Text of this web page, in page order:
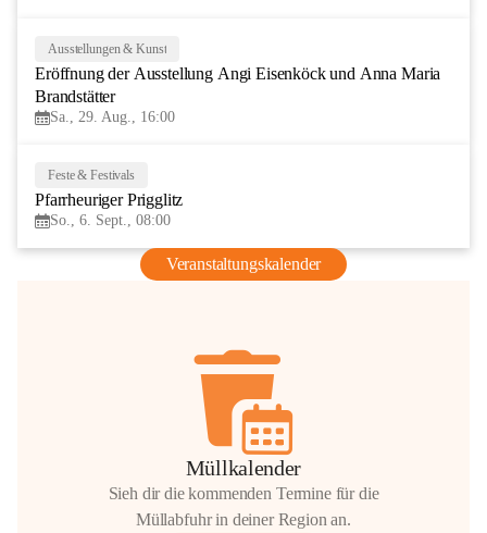
AUG
Ausstellungen & Kunst
Eröffnung der Ausstellung Angi Eisenköck und Anna Maria
Brandstätter
Sa., 29. Aug., 16:00
Feste & Festivals
Pfarrheuriger Prigglitz
So., 6. Sept., 08:00
Veranstaltungskalender
Müllkalender
Sieh dir die kommenden Termine für die
Müllabfuhr in deiner Region an.